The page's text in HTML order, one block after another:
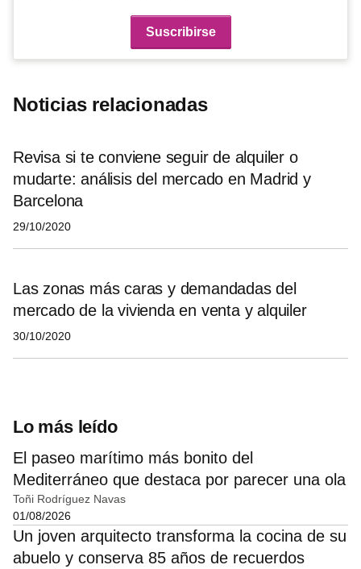
Noticias relacionadas
Revisa si te conviene seguir de alquiler o
mudarte: análisis del mercado en Madrid y
Barcelona
29/10/2020
Las zonas más caras y demandadas del
mercado de la vivienda en venta y alquiler
30/10/2020
Lo más leído
El paseo marítimo más bonito del
Mediterráneo que destaca por parecer una ola
Toñi Rodríguez Navas
01/08/2026
Un joven arquitecto transforma la cocina de su
abuelo y conserva 85 años de recuerdos